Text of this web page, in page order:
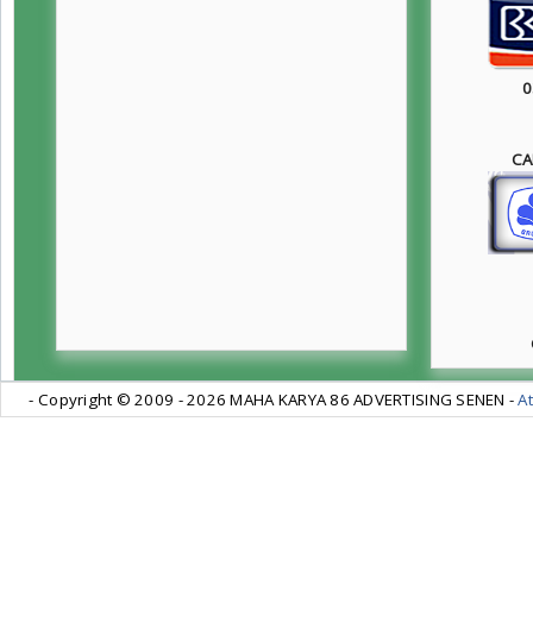
- Copyright © 2009 -2026 MAHA KARYA 86 ADVERTISING SENEN -